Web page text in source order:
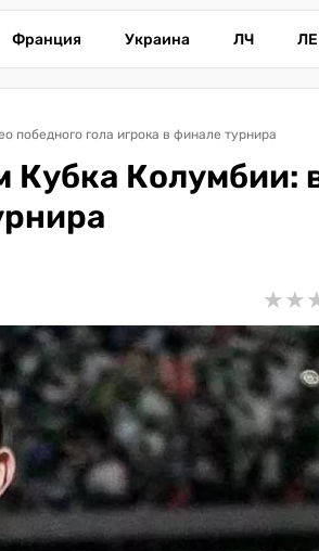
Франция Украина ЛЧ ЛЕ
победного гола игрока в финале турнира
Кубка Колумбии:
★★
★★